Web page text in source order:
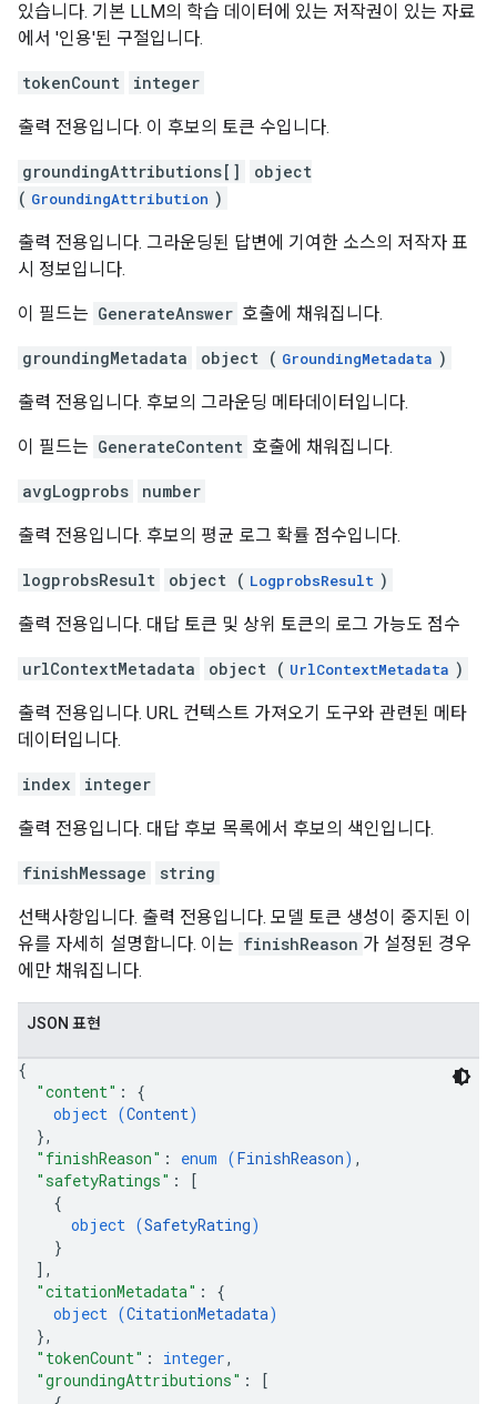
있습니다. 기본 LLM의 학습 데이터에 있는 저작권이 있는 자료
에서 '인용'된 구절입니다.
tokenCount integer
출력 전용입니다. 이 후보의 토큰 수입니다.
groundingAttributions[]
object
( GroundingAttribution )
출력 전용입니다. 그라운딩된 답변에 기여한 소스의 저작자 표
시 정보입니다.
이 필드는 GenerateAnswer 호출에 채워집니다.
groundingMetadata object ( GroundingMetadata )
출력 전용입니다. 후보의 그라운딩 메타데이터입니다.
이 필드는 GenerateContent 호출에 채워집니다.
avgLogprobs number
출력 전용입니다. 후보의 평균 로그 확률 점수입니다.
logprobsResult object ( LogprobsResult )
출력 전용입니다. 대답 토큰 및 상위 토큰의 로그 가능도 점수
urlContextMetadata object ( UrlContextMetadata )
출력 전용입니다. URL 컨텍스트 가져오기 도구와 관련된 메타
데이터입니다.
index integer
출력 전용입니다. 대답 후보 목록에서 후보의 색인입니다.
finishMessage string
선택사항입니다. 출력 전용입니다. 모델 토큰 생성이 중지된 이
유를 자세히 설명합니다. 이는 finishReason 가 설정된 경우
에만 채워집니다.
JSON 표현
{
"content" : {
object (Content)
},
"finishReason" : enum (FinishReason) ,
"safetyRatings" :
[
{
object (SafetyRating)
}
] ,
"citationMetadata" : {
object (CitationMetadata)
},
"tokenCount" : integer,
"groundingAttributions" :
[